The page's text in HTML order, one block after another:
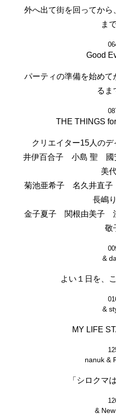
外へ出て街を回ってから
ま
Good
パーティの準備を始め
るま
THE THINGS
クリエイター15人の
井伊百合子 小島 聖 國
美
菊池亜希子 名久井直
長嶋
金子夏子 関根由美子
敬
&
よい１日を、
&
MY LIFE
nanuk &
「シロクマ
&